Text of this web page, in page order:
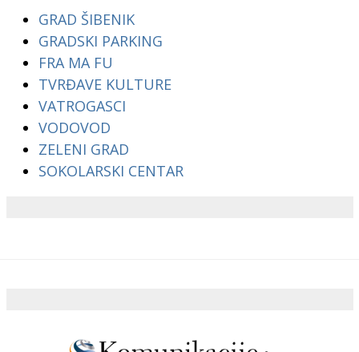
GRAD ŠIBENIK
GRADSKI PARKING
FRA MA FU
TVRĐAVE KULTURE
VATROGASCI
VODOVOD
ZELENI GRAD
SOKOLARSKI CENTAR